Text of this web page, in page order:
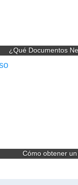
¿Qué Documentos
Cómo obtener